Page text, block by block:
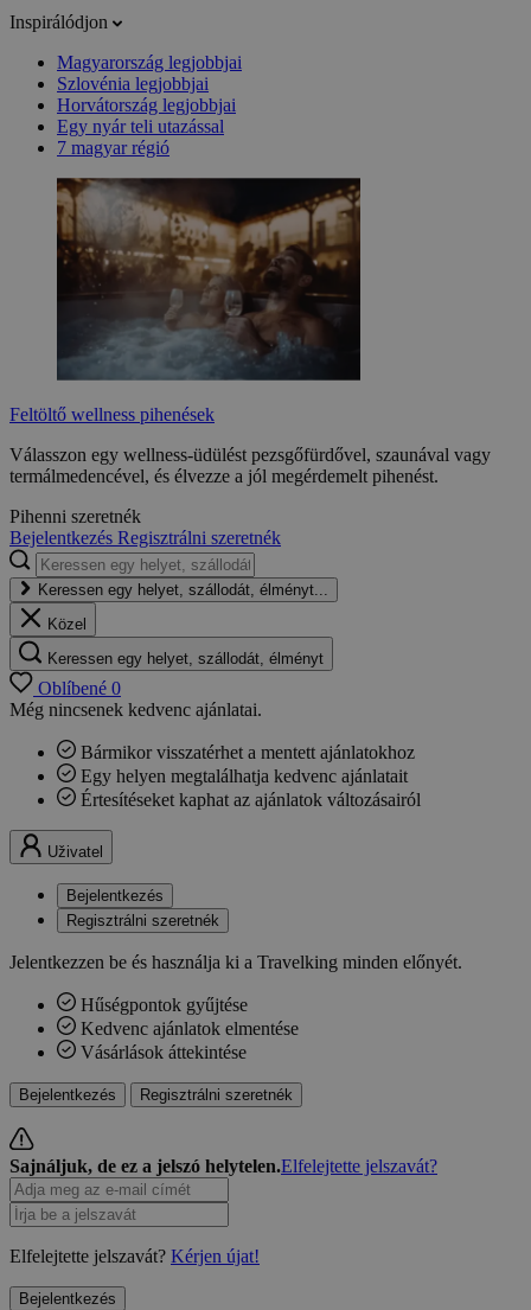
Inspirálódjon
Magyarország legjobbjai
Szlovénia legjobbjai
Horvátország legjobbjai
Egy nyár teli utazással
7 magyar régió
Feltöltő wellness pihenések
Válasszon egy wellness-üdülést pezsgőfürdővel, szaunával vagy
termálmedencével, és élvezze a jól megérdemelt pihenést.
Pihenni szeretnék
Bejelentkezés Regisztrálni szeretnék
Keressen egy helyet, szállodát, élményt...
Közel
Keressen egy helyet, szállodát, élményt
Oblíbené 0
Még nincsenek kedvenc ajánlatai.
Bármikor visszatérhet a mentett ajánlatokhoz
Egy helyen megtalálhatja kedvenc ajánlatait
Értesítéseket kaphat az ajánlatok változásairól
Uživatel
Bejelentkezés
Regisztrálni szeretnék
Jelentkezzen be és használja ki a Travelking minden előnyét.
Hűségpontok gyűjtése
Kedvenc ajánlatok elmentése
Vásárlások áttekintése
Bejelentkezés Regisztrálni szeretnék
Sajnáljuk, de ez a jelszó helytelen.Elfelejtette jelszavát?
Elfelejtette jelszavát? Kérjen újat!
Bejelentkezés